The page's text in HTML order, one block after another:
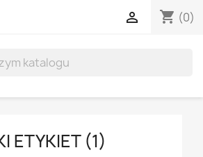
shopping_cart (0)

ETYKIET (1)